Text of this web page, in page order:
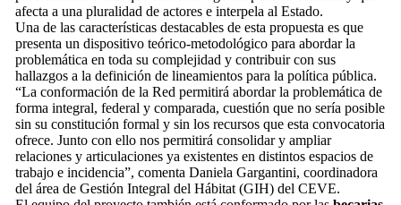
afecta a una pluralidad de actores e interpela al Estado.
Una de las características destacables de esta propuesta es que
presenta un dispositivo teórico-metodológico para abordar la
problemática en toda su complejidad y contribuir con sus
hallazgos a la definición de lineamientos para la política pública.
“La conformación de la Red permitirá abordar la problemática de
forma integral, federal y comparada, cuestión que no sería posible
sin su constitución formal y sin los recursos que esta convocatoria
ofrece. Junto con ello nos permitirá consolidar y ampliar
relaciones y articulaciones ya existentes en distintos espacios de
trabajo e incidencia”, comenta Daniela Gargantini, coordinadora
del área de Gestión Integral del Hábitat (GIH) del CEVE.